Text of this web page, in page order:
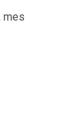
mes